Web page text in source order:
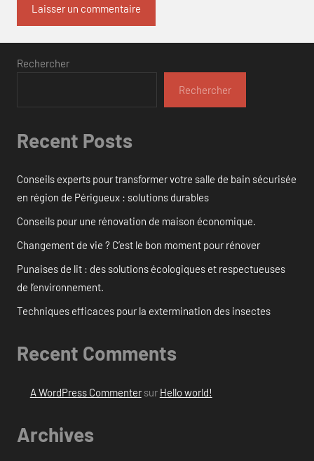
Rechercher
Rechercher
Recent Posts
Conseils experts pour transformer votre salle de bain sécurisée
en région de Périgueux : solutions durables
Conseils pour une rénovation de maison économique.
Changement de vie ? C’est le bon moment pour rénover
Punaises de lit : des solutions écologiques et respectueuses
de l’environnement.
Techniques efficaces pour la extermination des insectes
Recent Comments
A WordPress Commentersur Hello world!
Archives